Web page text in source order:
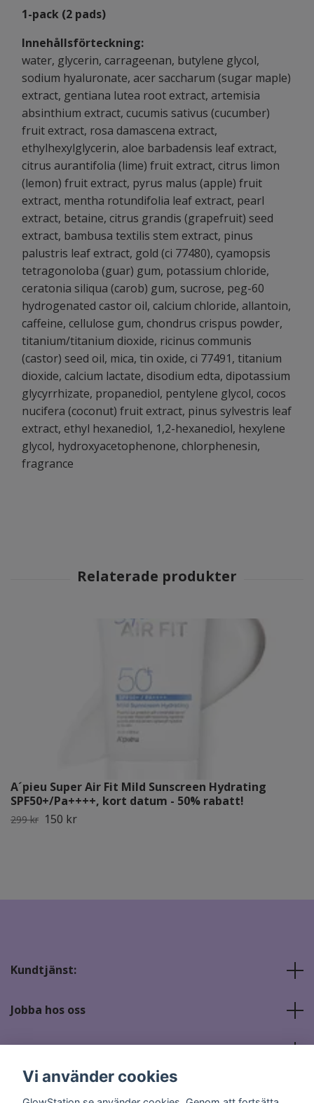
1-pack (2 pads)
Innehållsförteckning:
water, glycerin, carrageenan, butylene glycol,
sodium hyaluronate, acer saccharum (sugar maple)
extract, gentiana lutea root extract, artemisia
absinthium extract, cucumis sativus (cucumber)
fruit extract, rosa damascena extract,
ethylhexylglycerin, aloe barbadensis leaf extract,
citrus aurantifolia (lime) fruit extract, citrus limon
(lemon) fruit extract, pyrus malus (apple) fruit
extract, mentha rotundifolia leaf extract, pearl
extract, betaine, citrus grandis (grapefruit) seed
extract, bambusa textilis stem extract, pinus
palustris leaf extract, gold (ci 77480), cyamopsis
tetragonoloba (guar) gum, potassium chloride,
ceratonia siliqua (carob) gum, sucrose, peg-60
hydrogenated castor oil, calcium chloride, allantoin,
caffeine, cellulose gum, chondrus crispus powder,
titanium/titanium dioxide, ricinus communis
(castor) seed oil, mica, tin oxide, ci 77491, titanium
dioxide, calcium lactate, disodium edta, dipotassium
glycyrrhizate, propanediol, pentylene glycol, cocos
nucifera (coconut) fruit extract, pinus sylvestris leaf
extract, ethyl hexanediol, 1,2-hexanediol, hexylene
glycol, hydroxyacetophenone, chlorphenesin,
fragrance
A´pieu Super Air Fit Mild Sunscreen Hydrating
SPF50+/Pa++++, kort datum - 50% rabatt!
299 kr 150 kr
Kundtjänst:
Jobba hos oss
Sociala medier
Vi använder cookies